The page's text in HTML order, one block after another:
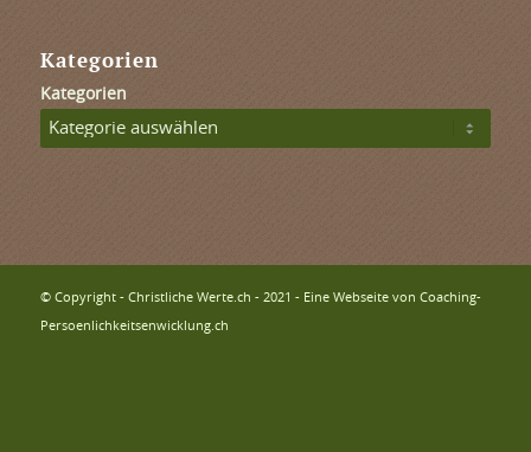
Kategorien
Kategorien
© Copyright - Christliche Werte.ch - 2021 - Eine Webseite von Coaching-
Persoenlichkeitsenwicklung.ch